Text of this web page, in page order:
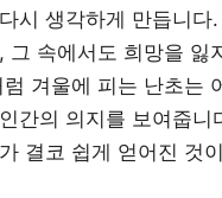
시 생각하게 만듭니다
그 속에서도 희망을 잃
겨울에 피는 난초는
간의 의지를 보여줍니
결코 쉽게 얻어진 것